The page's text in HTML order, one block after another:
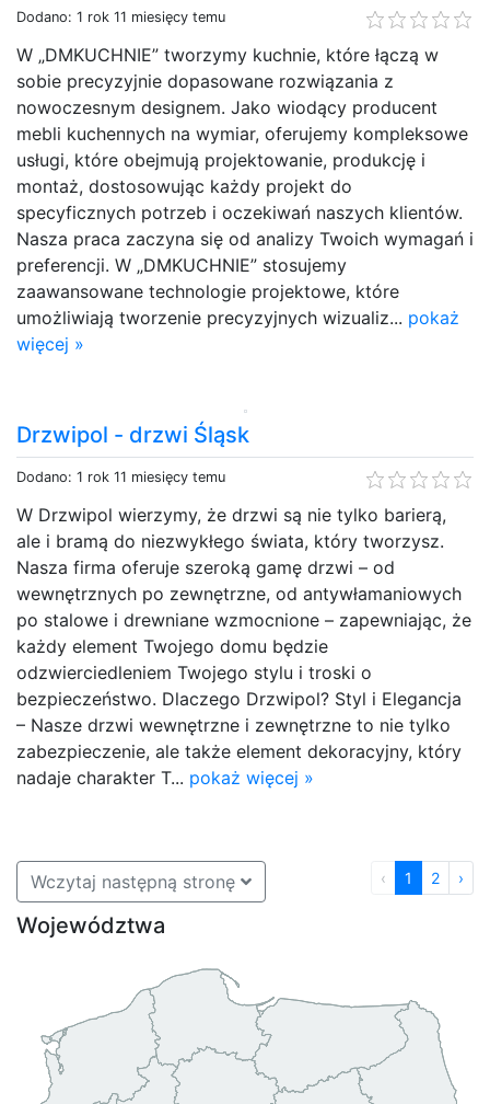
Dodano: 1 rok 11 miesięcy temu
W „DMKUCHNIE” tworzymy kuchnie, które łączą w
sobie precyzyjnie dopasowane rozwiązania z
nowoczesnym designem. Jako wiodący producent
mebli kuchennych na wymiar, oferujemy kompleksowe
usługi, które obejmują projektowanie, produkcję i
montaż, dostosowując każdy projekt do
specyficznych potrzeb i oczekiwań naszych klientów.
Nasza praca zaczyna się od analizy Twoich wymagań i
preferencji. W „DMKUCHNIE” stosujemy
zaawansowane technologie projektowe, które
umożliwiają tworzenie precyzyjnych wizualiz... pokaż
więcej »
Drzwipol - drzwi Śląsk
Dodano: 1 rok 11 miesięcy temu
W Drzwipol wierzymy, że drzwi są nie tylko barierą,
ale i bramą do niezwykłego świata, który tworzysz.
Nasza firma oferuje szeroką gamę drzwi – od
wewnętrznych po zewnętrzne, od antywłamaniowych
po stalowe i drewniane wzmocnione – zapewniając, że
każdy element Twojego domu będzie
odzwierciedleniem Twojego stylu i troski o
bezpieczeństwo. Dlaczego Drzwipol? Styl i Elegancja
– Nasze drzwi wewnętrzne i zewnętrzne to nie tylko
zabezpieczenie, ale także element dekoracyjny, który
nadaje charakter T... pokaż więcej »
Wczytaj następną stronę ‹ 1 2 ›
Województwa